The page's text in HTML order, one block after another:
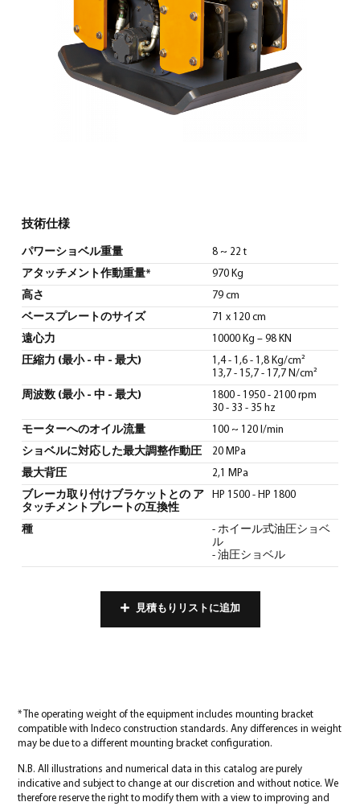
日本語(日本語
技術仕様
パワーショベル重量 8 ~ 22 t
アタッチメント作動重量* 970 Kg
高さ 79 cm
ベースプレートのサイズ 71 x 120 cm
遠心力 10000 Kg – 98 KN
圧縮力 (最小 - 中 - 最大)
1,4 - 1,6 - 1,8 Kg/cm²
13,7 - 15,7 - 17,7 N/cm²
周波数 (最小 - 中 - 最大)
1800 - 1950 - 2100 rpm
30 - 33 - 35 hz
モーターへのオイル流量 100 ~ 120 l/min
ショベルに対応した最大調整作動圧 20 MPa
最大背圧 2,1 MPa
ブレーカ取り付けブラケットとの ア
タッチメントプレートの互換性
HP 1500 - HP 1800
種
- ホイール式油圧ショベ
ル
- 油圧ショベル
見積もりリストに追加
* The operating weight of the equipment includes mounting bracket
compatible with Indeco construction standards. Any differences in weight
may be due to a different mounting bracket configuration.
N.B. All illustrations and numerical data in this catalog are purely
indicative and subject to change at our discretion and without notice. We
therefore reserve the right to modify them with a view to improving and